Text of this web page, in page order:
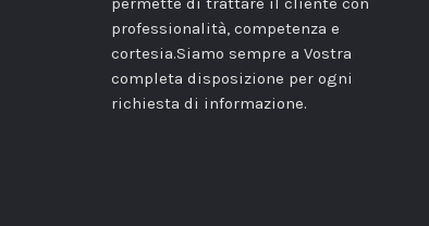
professionalità, competenza e
cortesia.Siamo sempre a Vostra
completa disposizione per ogni
richiesta di informazione.